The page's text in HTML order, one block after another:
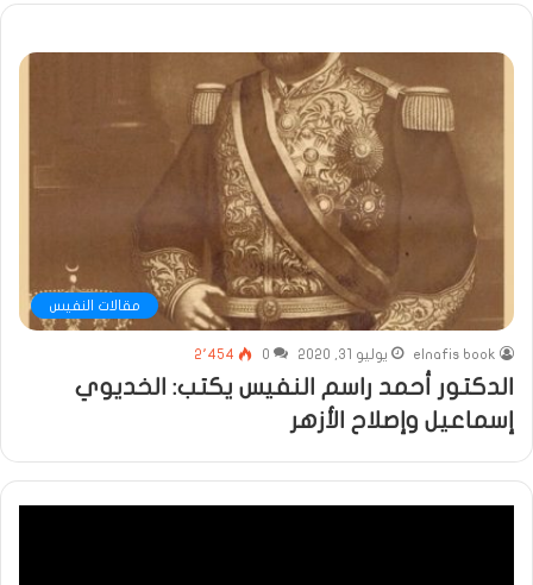
مقالات النفيس
elnafis book يوليو 31, 2020 0 2٬454
الدكتور أحمد راسم النفيس يكتب: الخديوي
إسماعيل وإصلاح الأزهر